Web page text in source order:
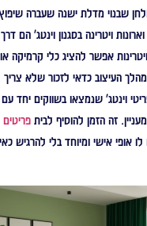
שבנוי מדלת ישנה שעברה שיפוץ
ויטרינה בסגנון וינטג' הם
אפשר להציג כלי קרמיקה
העיצוב כדאי לזכור שלא
וינטג' שנמצאו בשווקים יחד עם
זה הזמן להוסיף לבית פריטים
אופי אישי ומיוחד בלי להרגיש